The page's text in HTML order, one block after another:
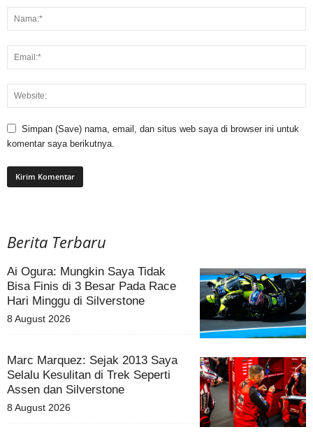
Simpan (Save) nama, email, dan situs web saya di browser ini untuk
komentar saya berikutnya.
Berita Terbaru
Ai Ogura: Mungkin Saya Tidak
Bisa Finis di 3 Besar Pada Race
Hari Minggu di Silverstone
8 August 2026
Marc Marquez: Sejak 2013 Saya
Selalu Kesulitan di Trek Seperti
Assen dan Silverstone
8 August 2026